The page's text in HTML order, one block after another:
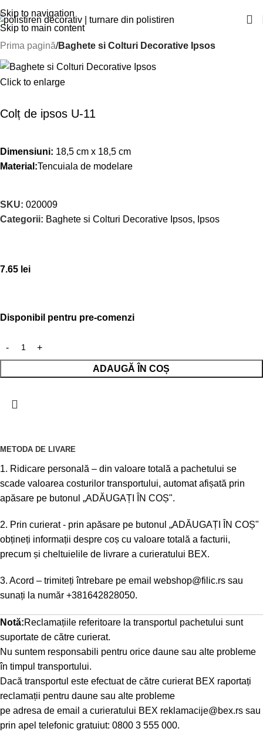
Skip to navigation
Skip to main content
Prima pagină Baghete si Colturi Decorative Ipsos
Click to enlarge
Colț de ipsos U-11
Dimensiuni: 18,5 cm x 18,5 cm
Material:Tencuiala de modelare
SKU: 020009
Categorii: Baghete si Colturi Decorative Ipsos, Ipsos
7.65 lei
Disponibil pentru pre-comenzi
ADAUGĂ ÎN COȘ
METODA DE LIVARE
1. Ridicare personală – din valoare totală a pachetului se
scade valoarea costurilor transportului, automat afișată prin
apăsare pe butonul „ADĂUGAȚI ÎN COȘ".
2. Prin curierat - prin apăsare pe butonul „ADĂUGAȚI ÎN COȘ"
obțineți informații despre coș cu valoare totală a facturii,
precum și cheltuielile de livrare a curieratului BEX.
3. Acord – trimiteți întrebare pe email webshop@filic.rs sau
sunați la număr +381642828050.
Notă:Reclamațiile referitoare la transportul pachetului sunt
suportate de către curierat.
Nu suntem responsabili pentru orice daune sau alte probleme
în timpul transportului.
Dacă transportul este efectuat de către curierat BEX raportați
reclamații pentru daune sau alte probleme
pe adresa de email a curieratului BEX reklamacije@bex.rs sau
prin apel telefonic gratuiut: 0800 3 555 000.